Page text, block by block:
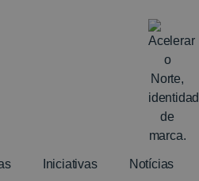
Iniciativas Notícias